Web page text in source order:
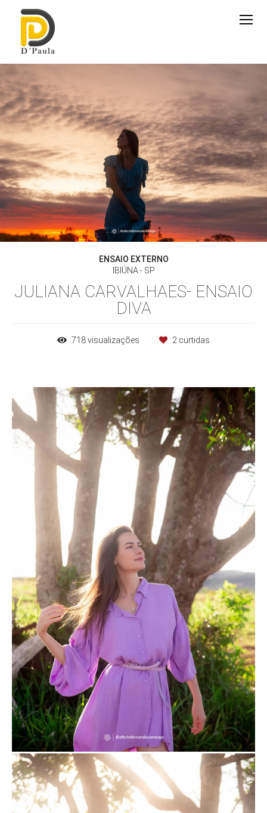
ENSAIO EXTERNO
IBIÚNA - SP
JULIANA CARVALHAES- ENSAIO
DIVA
718visualizações 2 curtidas